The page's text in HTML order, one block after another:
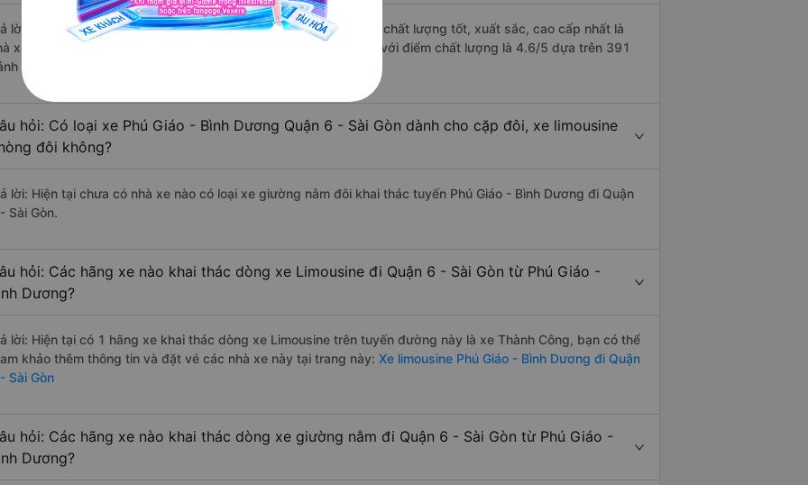
lời: Những hãng xe đi Phú Giáo - Bình Dương Quận 6 - Sài Gòn chất lượng tốt, xuất sắc, cao cấp nhất là
xe Thành Công đi Quận 6 - Sài Gòn từ Phú Giáo - Bình Dương với điểm chất lượng là 4.6/5 dựa trên 391
giá của khách hàng).
hỏi: Có loại xe Phú Giáo - Bình Dương Quận 6 - Sài Gòn dành cho cặp đôi, xe limousine
đôi không?
lời: Hiện tại chưa có nhà xe nào có loại xe giường nằm đôi khai thác tuyến Phú Giáo - Bình Dương đi Quận
Sài Gòn.
hỏi: Các hãng xe nào khai thác dòng xe Limousine đi Quận 6 - Sài Gòn từ Phú Giáo -
Dương?
lời: Hiện tại có 1 hãng xe khai thác dòng xe Limousine trên tuyến đường này là xe Thành Công, bạn có thể
khảo thêm thông tin và đặt vé các nhà xe này tại trang này: Xe limousine Phú Giáo - Bình Dương đi Quận
Sài Gòn
hỏi: Các hãng xe nào khai thác dòng xe giường nằm đi Quận 6 - Sài Gòn từ Phú Giáo -
Dương?